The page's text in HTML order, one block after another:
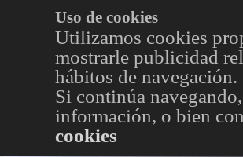
Uso de cookies
Utilizamos cookies
mostrarle publicidad
hábitos de navegación.
Si continúa
información, o bien
cookies